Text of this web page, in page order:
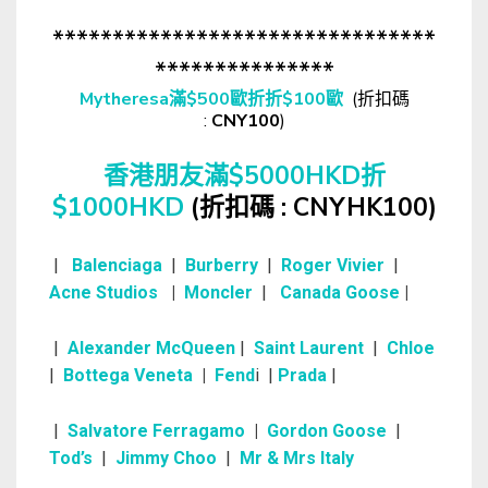
********************************
***************
Mytheresa滿$500歐折折$100歐 (折扣碼
: CNY100)
香港朋友滿$5000HKD折
$1000HKD (折扣碼 : CNYHK100)
Balenciaga Burberry Roger Vivier
Acne Studios
Moncler Canada Goose
Alexander McQueen Saint Laurent
Chloe
Bottega Veneta Fendi | Prada
Salvatore Ferragamo Gordon Goose
Tod’s
Jimmy Choo Mr & Mrs Italy